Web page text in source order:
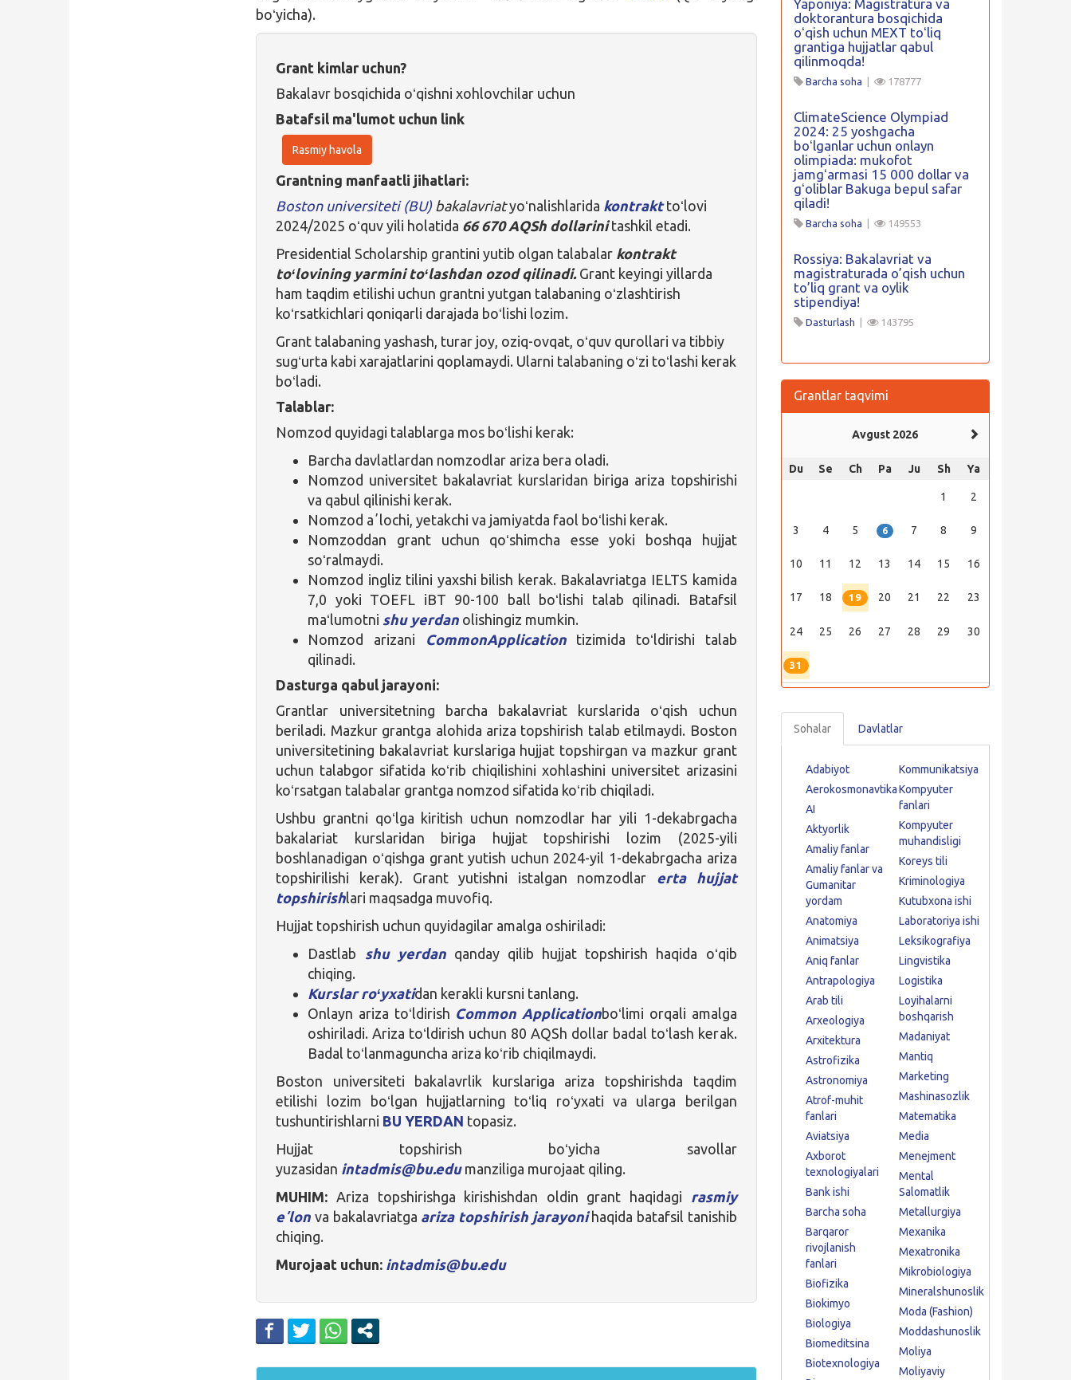
boʻyicha).
Grant kimlar uchun?
Bakalavr bosqichida oʻqishni xohlovchilar uchun
Batafsil ma'lumot uchun link
Rasmiy havola
Grantning manfaatli jihatlari:
Boston universiteti (BU) bakalavriatyoʻnalishlarida kontrakttoʻlovi
2024/2025 oʻquv yili holatida 66 670 AQSh dollarinitashkil etadi.
Presidential Scholarship grantini yutib olgan talabalar kontrakt
toʻlovining yarmini toʻlashdan ozod qilinadi.Grant keyingi yillarda
ham taqdim etilishi uchun grantni yutgan talabaning oʻzlashtirish
koʻrsatkichlari qoniqarli darajada boʻlishi lozim.
Grant talabaning yashash, turar joy, oziq-ovqat, oʻquv qurollari va tibbiy
sugʻurta kabi xarajatlarini qoplamaydi. Ularni talabaning oʻzi toʻlashi kerak
boʻladi.
Talablar:
Nomzod quyidagi talablarga mos boʻlishi kerak:
Barcha davlatlardan nomzodlar ariza bera oladi.
Nomzod universitet bakalavriat kurslaridan biriga ariza topshirishi
va qabul qilinishi kerak.
Nomzod aʼlochi, yetakchi va jamiyatda faol boʻlishi kerak.
Nomzoddan grant uchun qoʻshimcha esse yoki boshqa hujjat
soʻralmaydi.
Nomzod ingliz tilini yaxshi bilish kerak. Bakalavriatga IELTS kamida
7,0 yoki TOEFL iBT 90-100 ball boʻlishi talab qilinadi. Batafsil
maʻlumotni shu yerdan olishingiz mumkin.
Nomzod arizani
CommonApplicationtizimida toʻldirishi talab
qilinadi.
Dasturga qabul jarayoni:
Grantlar universitetning barcha bakalavriat kurslarida oʻqish uchun
beriladi. Mazkur grantga alohida ariza topshirish talab etilmaydi. Boston
universitetining bakalavriat kurslariga hujjat topshirgan va mazkur grant
uchun talabgor sifatida koʻrib chiqilishini xohlashini universitet arizasini
koʻrsatgan talabalar grantga nomzod sifatida koʻrib chiqiladi.
Ushbu grantni qoʻlga kiritish uchun nomzodlar har yili 1-dekabrgacha
bakalariat kurslaridan biriga hujjat topshirishi lozim (2025-yili
boshlanadigan oʻqishga grant yutish uchun 2024-yil 1-dekabrgacha ariza
topshirilishi kerak). Grant yutishni istalgan nomzodlar erta hujjat
topshirishlari maqsadga muvofiq.
Hujjat topshirish uchun quyidagilar amalga oshiriladi:
Dastlab shu yerdanqanday qilib hujjat topshirish haqida oʻqib
chiqing.
Kurslar roʻyxatidan kerakli kursni tanlang.
Onlayn ariza toʻldirish Common Applicationboʻlimi orqali amalga
oshiriladi. Ariza toʻldirish uchun 80 AQSh dollar badal toʻlash kerak.
Badal toʻlanmaguncha ariza koʻrib chiqilmaydi.
Boston universiteti bakalavrlik kurslariga ariza topshirishda taqdim
etilishi lozim boʻlgan hujjatlarning toʻliq roʻyxati va ularga berilgan
tushuntirishlarni BU YERDAN topasiz.
Hujjat topshirish boʻyicha savollar
yuzasidan intadmis@bu.edumanziliga murojaat qiling.
MUHIM: Ariza topshirishga kirishishdan oldin grant haqidagi rasmiy
eʼlon va bakalavriatga ariza topshirish jarayonihaqida batafsil tanishib
chiqing.
Murojaat uchun: intadmis@bu.edu
Yaponiya: Magistratura va
doktorantura bosqichida
oʻqish uchun MEXT toʻliq
grantiga hujjatlar qabul
qilinmoqda!
Barcha soha 178777
ClimateScience Olympiad
2024: 25 yoshgacha
boʻlganlar uchun onlayn
olimpiada: mukofot
jamgʻarmasi 15 000 dollar va
gʻoliblar Bakuga bepul safar
qiladi!
Barcha soha 149553
Rossiya: Bakalavriat va
magistraturada o’qish uchun
to’liq grant va oylik
stipendiya!
Dasturlash 143795
Grantlar taqvimi
Avgust 2026
Du Se Ch Pa Ju Sh Ya
1 2
3 4 5 6 7 8 9
10 11 12 13 14 15 16
17 18 19 20 21 22 23
24 25 26 27 28 29 30
31
Sohalar Davlatlar
Adabiyot
Aerokosmonavtika
AI
Aktyorlik
Amaliy fanlar
Amaliy fanlar va
Gumanitar
yordam
Anatomiya
Animatsiya
Aniq fanlar
Antrapologiya
Arab tili
Arxeologiya
Arxitektura
Astrofizika
Astronomiya
Atrof-muhit
fanlari
Aviatsiya
Axborot
texnologiyalari
Bank ishi
Barcha soha
Barqaror
rivojlanish
fanlari
Biofizika
Biokimyo
Biologiya
Biomeditsina
Biotexnologiya
Kommunikatsiya
Kompyuter
fanlari
Kompyuter
muhandisligi
Koreys tili
Kriminologiya
Kutubxona ishi
Laboratoriya ishi
Leksikografiya
Lingvistika
Logistika
Loyihalarni
boshqarish
Madaniyat
Mantiq
Marketing
Mashinasozlik
Matematika
Media
Menejment
Mental
Salomatlik
Metallurgiya
Mexanika
Mexatronika
Mikrobiologiya
Mineralshunoslik
Moda (Fashion)
Moddashunoslik
Moliya
Moliyaviy